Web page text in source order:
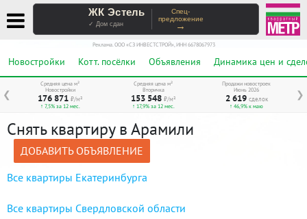
ЖК Эстель
✓ Дом сдан
Спец-
предложение
→
Реклама. ООО «СЗ ИНВЕСТСТРОЙ», ИНН 6678067973
Новостройки Котт. посёлки Объявления Динамика цен и
❮ ❯
Средняя цена м²
Новостройки
176 871 ₽/м²
↑ 7,5% за 12 мес.
Средняя цена м²
Вторичка
153 548 ₽/м²
↑ 17,9% за 12 мес.
Продажи новостроек
Июнь 2026
2 619 сделок
↑ 46,9% к маю
Снять квартиру в Арамили
ДОБАВИТЬ ОБЪЯВЛЕНИЕ
Все квартиры Екатеринбурга
Все квартиры Свердловской области